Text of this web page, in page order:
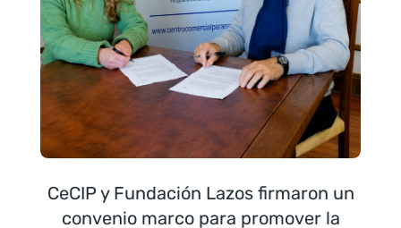
CeCIP y Fundación Lazos firmaron un
convenio marco para promover la